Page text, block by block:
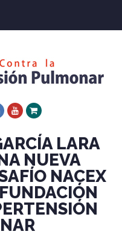
Youtube
Xing
LARA
NUEVA
NACEX